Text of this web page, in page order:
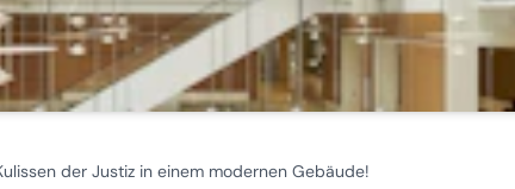
der Justiz in einem modernen Gebäude!